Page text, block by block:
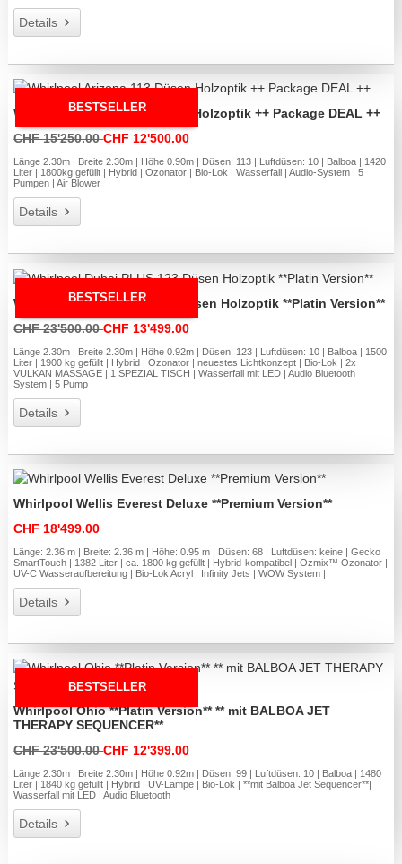
Details
BESTSELLER
Whirlpool Arizona 113 Düsen Holzoptik ++ Package DEAL ++
CHF 15'250.00CHF 12'500.00
Länge 2.30m | Breite 2.30m | Höhe 0.90m | Düsen: 113 | Luftdüsen: 10 | Balboa | 1420
Liter | 1800kg gefüllt | Hybrid | Ozonator | Bio-Lok | Wasserfall | Audio-System | 5
Pumpen | Air Blower
Details
BESTSELLER
Whirlpool Dubai PLUS 123 Düsen Holzoptik **Platin Version**
CHF 23'500.00CHF 13'499.00
Länge 2.30m | Breite 2.30m | Höhe 0.92m | Düsen: 123 | Luftdüsen: 10 | Balboa | 1500
Liter | 1900 kg gefüllt | Hybrid | Ozonator | neuestes Lichtkonzept | Bio-Lok | 2x
VULKAN MASSAGE | 1 SPEZIAL TISCH | Wasserfall mit LED | Audio Bluetooth
System | 5 Pump
Details
Whirlpool Wellis Everest Deluxe **Premium Version**
CHF 18'499.00
Länge: 2.36 m | Breite: 2.36 m | Höhe: 0.95 m | Düsen: 68 | Luftdüsen: keine | Gecko
SmartTouch | 1382 Liter | ca. 1800 kg gefüllt | Hybrid-kompatibel | Ozmix™ Ozonator |
UV-C Wasseraufbereitung | Bio-Lok Acryl | Infinity Jets | WOW System |
Details
BESTSELLER
Whirlpool Ohio **Platin Version** ** mit BALBOA JET
THERAPY SEQUENCER**
CHF 23'500.00CHF 12'399.00
Länge 2.30m | Breite 2.30m | Höhe 0.92m | Düsen: 99 | Luftdüsen: 10 | Balboa | 1480
Liter | 1840 kg gefüllt | Hybrid | UV-Lampe | Bio-Lok | **mit Balboa Jet Sequencer**|
Wasserfall mit LED | Audio Bluetooth
Details